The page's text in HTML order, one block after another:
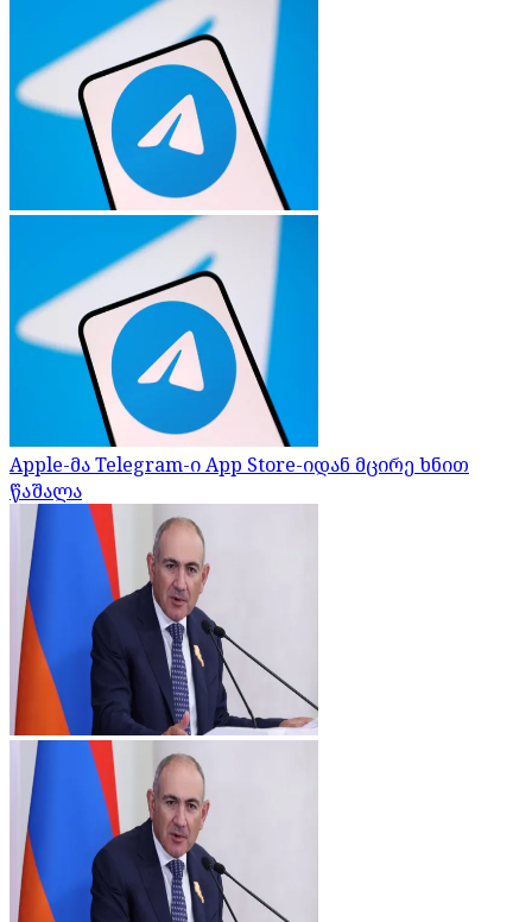
Apple-მა Telegram-ი App Store-იდან მცირე ხნით
წაშალა